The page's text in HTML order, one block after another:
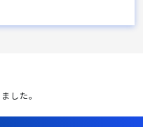
した。